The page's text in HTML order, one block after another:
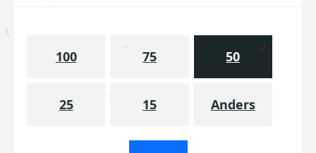
100 75 50
25 15 Anders